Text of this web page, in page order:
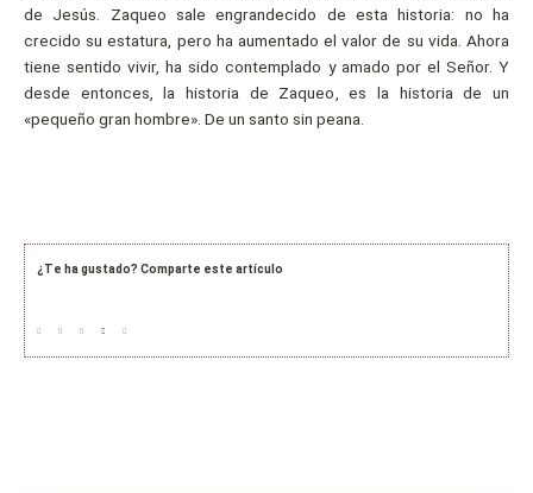
de Jesús. Zaqueo sale engrandecido de esta historia: no ha
crecido su estatura, pero ha aumentado el valor de su vida. Ahora
tiene sentido vivir, ha sido contemplado y amado por el Señor. Y
desde entonces, la historia de Zaqueo, es la historia de un
«pequeño gran hombre». De un santo sin peana.
¿Te ha gustado? Comparte este artículo